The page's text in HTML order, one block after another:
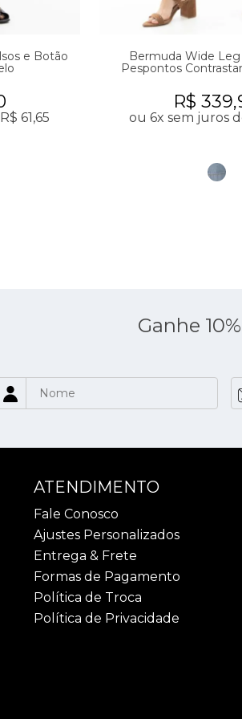
e Botão
61,65
Bermuda Wide Leg
Pespontos
R$
ou 6x sem juros
Ganhe
ATENDIMENTO
Fale Conosco
Ajustes Personalizados
Entrega & Frete
Formas de Pagamento
Política de Troca
Política de Privacidade